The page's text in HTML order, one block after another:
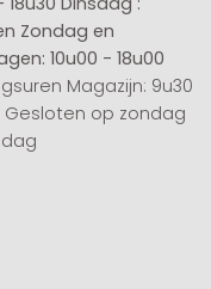
Zondag en
10u00 - 18u00
Magazijn: 9u30
Gesloten op zondag